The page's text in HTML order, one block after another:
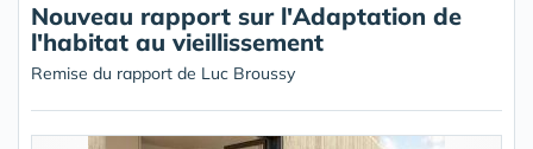
Nouveau rapport sur l'Adaptation de
l'habitat au vieillissement
Remise du rapport de Luc Broussy